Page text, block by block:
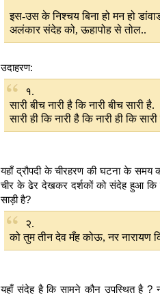
इस-उस के निश्चय बिना हो मन हो
अलंकार संदेह को, ऊहापोह से तोल..
उदाहरण:
१.
सारी बीच नारी है कि नारी बीच सारी है.
सारी ही कि नारी है कि नारी ही कि
यहाँ द्रौपदी के चीरहरण की घटना के समय
चीर के ढेर देखकर दर्शकों को संदेह हुआ कि
साड़ी है?
२.
को तुम तीन देव मँह कोऊ, नर नारायण
यहाँ संदेह है कि सामने कौन उपस्थित है ?